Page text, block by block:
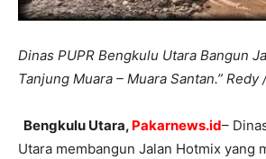
Dinas PUPR Bengkulu Utara Bangun
Tanjung Muara – Muara Santan.” Redy
Bengkulu Utara, Pakarnews.id–
Utara membangun Jalan Hotmix yang